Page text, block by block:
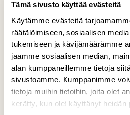
Tämä sivusto käyttää evästeitä
Käytämme evästeitä
räätälöimiseen, sosiaalisen
tukemiseen ja kävijämäärämme
jaamme sosiaalisen median,
alan kumppaneillemme tietoja
sivustoamme. Kumppanimme
tietoja muihin tietoihin, joita olet
kerätty, kun olet käyttänyt heidän
Villiä
Veden iloista, villiä
Pienet purot ja joet